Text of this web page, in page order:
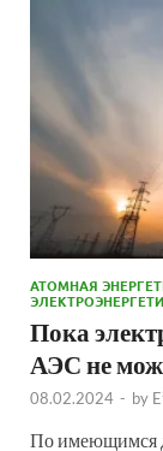
АТОМНАЯ
Пока
АЭС не
08.02.2024 - by
По имеющимся